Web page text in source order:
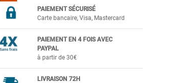
PAIEMENT SÉCURISÉ
Carte bancaire, Visa, Mastercard
PAIEMENT EN 4 FOIS AVEC
PAYPAL
à partir de 30€
LIVRAISON 72H